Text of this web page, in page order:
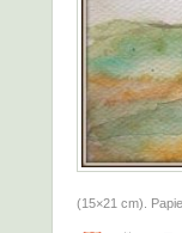
(15×21 cm).